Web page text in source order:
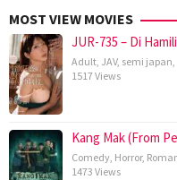
MOST VIEW MOVIES
JUR-735 – Di
Adult JAV, semi japan
1517 Views
Kang Mak (From
Comedy Horror,
1473 Views